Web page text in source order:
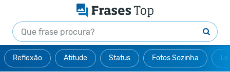
Reflexão Atitude Status Fotos Sozinha